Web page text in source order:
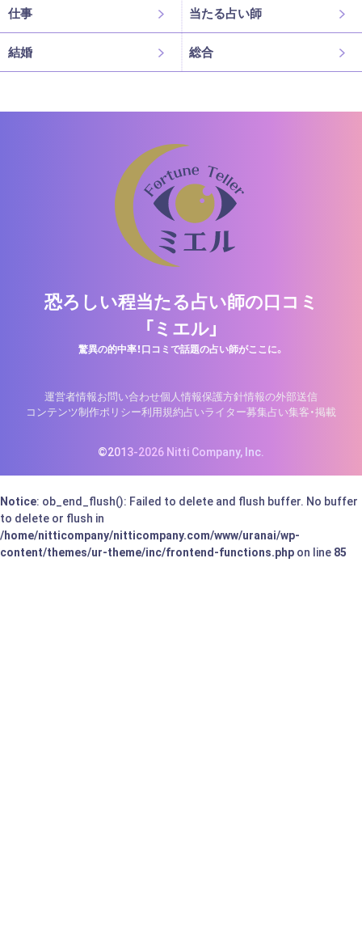
仕事 当たる占い師
結婚 総合
恐ろしい程当たる占い師の口コミ
「ミエル」
驚異の的中率！口コミで話題の占い師がここに。
運営者情報お問い合わせ個人情報保護方針情報の外部送信
コンテンツ制作ポリシー利用規約占いライター募集占い集客・掲載
©2013-2026 Nitti Company, Inc.
Notice: ob_end_flush(): Failed to delete and flush buffer. No buffer
to delete or flush in
/home/nitticompany/nitticompany.com/www/uranai/wp-
content/themes/ur-theme/inc/frontend-functions.php on line 85